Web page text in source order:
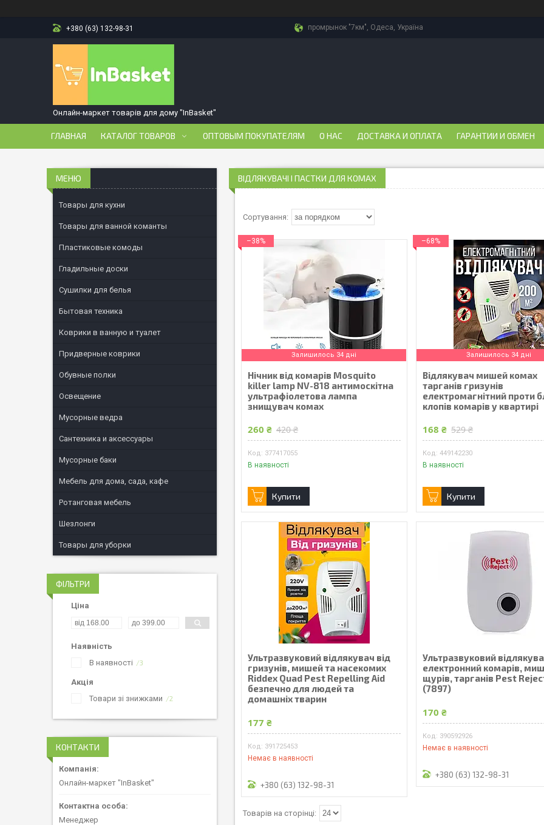
+380 (63) 132-98-31 промрынок "7км", Одеса, Україна
Онлайн-маркет товарів для дому "InBasket"
ГЛАВНАЯ КАТАЛОГ ТОВАРОВ ОПТОВЫМ ПОКУПАТЕЛЯМ О НАС ДОСТАВКА И ОПЛАТА ГАРАНТИИ И ОБМЕН
ВІДЛЯКУВАЧІ І ПАСТКИ ДЛЯ КОМАХ
–38%
Залишилось 34 дні
Нічник від комарів Mosquito
killer lamp NV-818 антимоскітна
ультрафіолетова лампа
знищувач комах
260 ₴ 420 ₴
377417055
В наявності
Купити
–68%
Залишилось 34 дні
Відлякувач мишей комах
тарганів гризунів
електромагнітний проти
клопів комарів у квартирі
168 ₴ 529 ₴
449142230
В наявності
Купити
Ультразвуковий відлякувач від
гризунів, мишей та насекомих
Riddex Quad Pest Repelling Aid
безпечно для людей та
домашніх тварин
177 ₴
391725453
Немає в наявності
+380 (63) 132-98-31
Ультразвуковий
електронний комарів,
щурів, тарганів Pest
(7897)
170 ₴
390592926
Немає в наявності
+380 (63) 132-98-31
Товары для кухни
Товары для ванной команты
Пластиковые комоды
Гладильные доски
Сушилки для белья
Бытовая техника
Коврики в ванную и туалет
Придверные коврики
Обувные полки
Освещение
Мусорные ведра
Сантехника и аксессуары
Мусорные баки
Мебель для дома, сада, кафе
Ротанговая мебель
Шезлонги
Товары для уборки
ФІЛЬТРИ
Ціна
Наявність
В наявності
3
Акція
Товари зі знижками
2
КОНТАКТИ
Онлайн-маркет "InBasket"
Менеджер